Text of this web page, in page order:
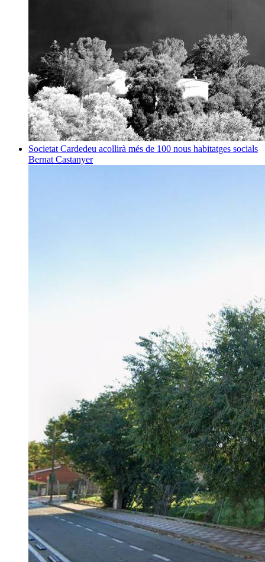
Societat Cardedeu acollirà més de 100 nous habitatges socials
Bernat Castanyer